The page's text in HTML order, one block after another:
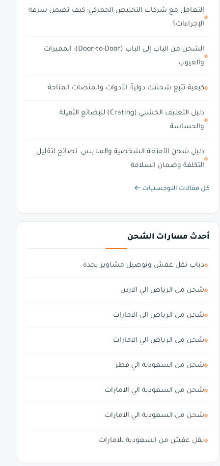
التعامل مع شركات التخليص الجمركي: كيف تضمن سرعة
الإجراءات؟
الشحن من الباب إلى الباب (Door-to-Door): المميزات
والعيوب
كيفية تتبع شحنتك دولياً: الأدوات والمنصات المتاحة
دليل التغليف الخشبي (Crating) للبضائع الثقيلة
والحساسة
دليل شحن الأمتعة الشخصية والملابس: نصائح لتقليل
التكلفة وضمان السلامة
كل مقالات اللوجستيات ←
أحدث مسارات الشحن
دباب نقل عفش وتوصيل مشاوير بجدة
شحن من الرياض الي الاردن
شحن من الرياض الى الامارات
شحن من الرياض الي الامارات
شحن من السعودية الي قطر
شحن من السعودية الي الامارات
شحن من السعودية الي الامارات
نقل عفش من السعودية للامارات